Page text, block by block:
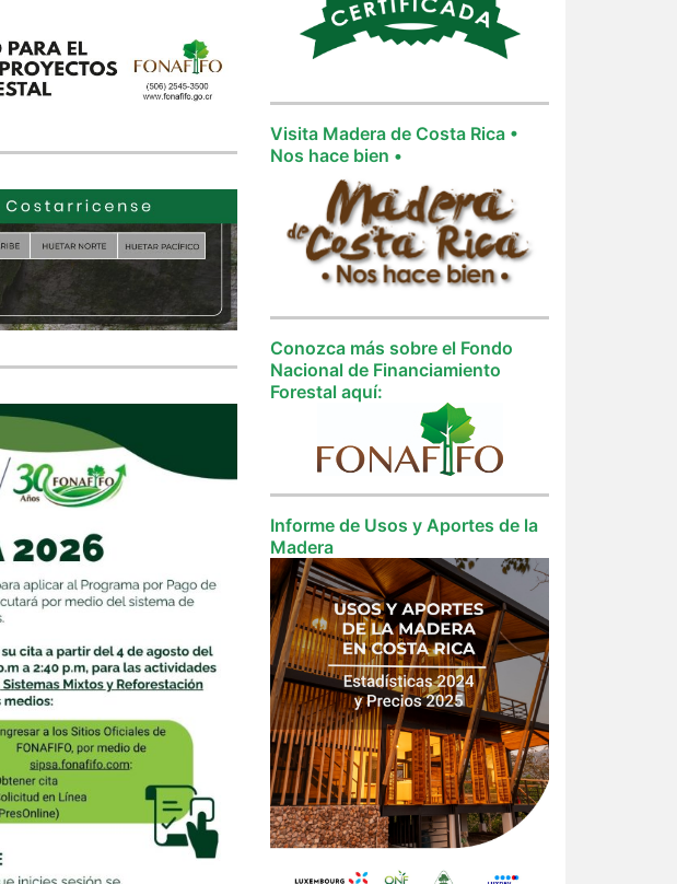
Visita Madera de Costa Rica •
Nos hace bien •
Conozca más sobre el Fondo
Nacional de Financiamiento
Forestal aquí:
Informe de Usos y Aportes de la
Madera